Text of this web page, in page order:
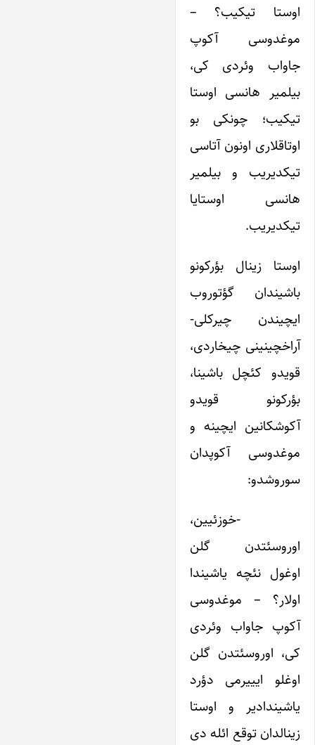
اوستا تیکیب؟ –
موغدوسی آکوپ
جاواب وئردی کی،
بیلمیر هانسی اوستا
تیکیب؛ چونکی بو
اوتاقلاری اونون آتاسی
تیکدیریب و بیلمیر
هانسی اوستایا
تیکدیریب.
اوستا زینال بؤرکونو
باشیندان گؤتوروب
ایچیندن چیرکلی-
آراخچینینی چیخاردی،
قویدو کئچل باشینا،
بؤرکونو قویدو
آکوشکانین ایچینه و
موغدوسی آکوپدان
سوروشدو:
-خوزئیین،
اوروسئتدن گلن
اوغول نئچه یاشیندا
اولار؟ – موغدوسی
آکوپ جاواب وئردی
کی، اوروسئتدن گلن
اوغلو ایییرمی دؤرد
یاشیندادیر و اوستا
زینالدان توقع ائله دی